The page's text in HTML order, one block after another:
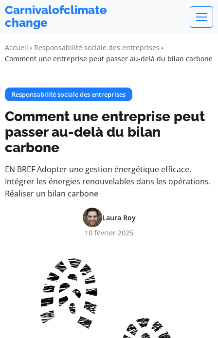
Carnivalofclimate
change
Accueil
Responsabilité sociale des entreprises
Comment une entreprise peut passer au-delà du bilan carbone
Responsabilité sociale des entreprises
Comment une entreprise peut
passer au-delà du bilan
carbone
EN BREF Adopter une gestion énergétique efficace.
Intégrer les énergies renouvelables dans les opérations.
Réaliser un bilan carbone
Laura Roy
10 février 2025